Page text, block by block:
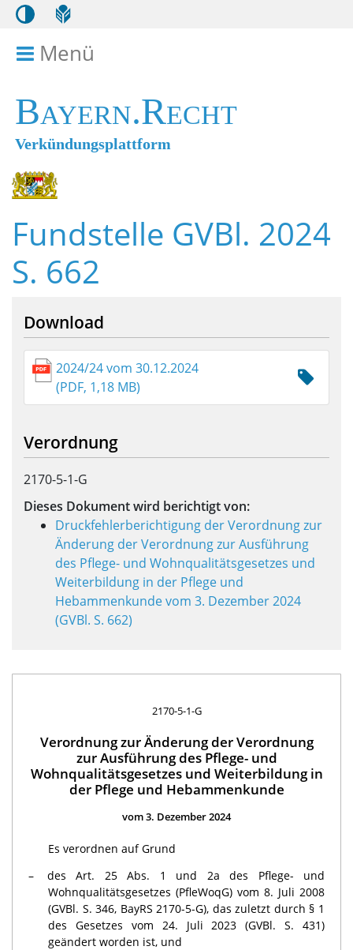
Menü
Bayern.Recht
Verkündungsplattform
Fundstelle GVBl. 2024
S. 662
Download
2024/24 vom 30.12.2024
(PDF, 1,18 MB)
Verordnung
2170-5-1-G
Dieses Dokument wird berichtigt von:
Druckfehlerberichtigung der Verordnung zur
Änderung der Verordnung zur Ausführung
des Pflege- und Wohnqualitätsgesetzes und
Weiterbildung in der Pflege und
Hebammenkunde vom 3. Dezember 2024
(GVBl. S. 662)
2170-5-1-G
Verordnung zur Änderung der Verordnung
zur Ausführung des Pflege- und
Wohnqualitätsgesetzes und Weiterbildung in
der Pflege und Hebammenkunde
vom 3. Dezember 2024
Es verordnen auf Grund
des Art. 25 Abs. 1 und 2a des Pflege- und
Wohnqualitätsgesetzes (PfleWoqG) vom 8. Juli 2008
(GVBl. S. 346, BayRS 2170-5-G), das zuletzt durch § 1
des Gesetzes vom 24. Juli 2023 (GVBl. S. 431)
geändert worden ist, und